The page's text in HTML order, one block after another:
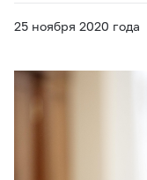
25 ноября 2020 года